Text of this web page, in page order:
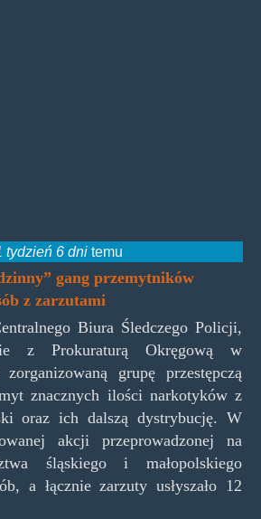
tydzień 6 dni temu
gang przemytników
z zarzutami
Biura Śledczego Policji,
z Prokuraturą Okręgową w
grupę przestępczą
znacznych ilości narkotyków z
oraz ich dalszą dystrybucję. W
akcji przeprowadzonej na
śląskiego i małopolskiego
a łącznie zarzuty usłyszało 12